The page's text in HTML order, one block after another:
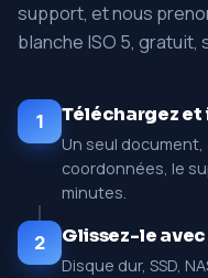
support, et nous
blanche ISO 5, gratuit,
1 Téléchargez
Un seul document,
coordonnées, le
minutes.
2 Glissez-le
Disque dur, SSD,